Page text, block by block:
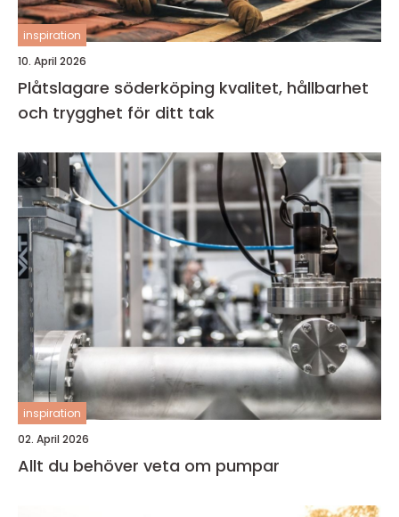
inspiration
10. April 2026
Plåtslagare söderköping kvalitet, hållbarhet
och trygghet för ditt tak
inspiration
02. April 2026
Allt du behöver veta om pumpar